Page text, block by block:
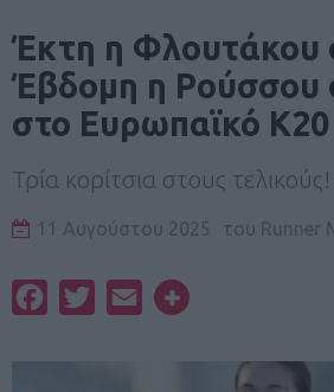
Έκτη η Φλουτάκου
Έβδομη η Ρούσσου
στο Ευρωπαϊκό Κ20
Τρία κορίτσια στους τελικούς!
11 Αυγούστου 2025 του Runner
FacebookTwitterEmail